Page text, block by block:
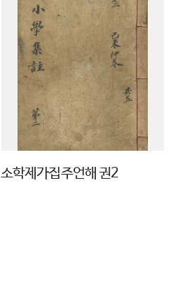
소학제가집주언해 권2